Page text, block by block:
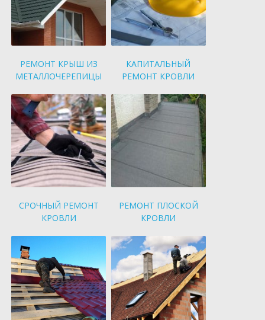
РЕМОНТ КРЫШ ИЗ
МЕТАЛЛОЧЕРЕПИЦЫ
КАПИТАЛЬНЫЙ
РЕМОНТ КРОВЛИ
СРОЧНЫЙ РЕМОНТ
КРОВЛИ
РЕМОНТ ПЛОСКОЙ
КРОВЛИ